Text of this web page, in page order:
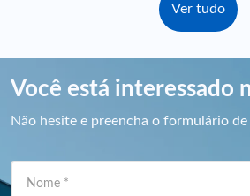
Ver tudo
Você está interessado
Não hesite e preencha o formulário
Nome *